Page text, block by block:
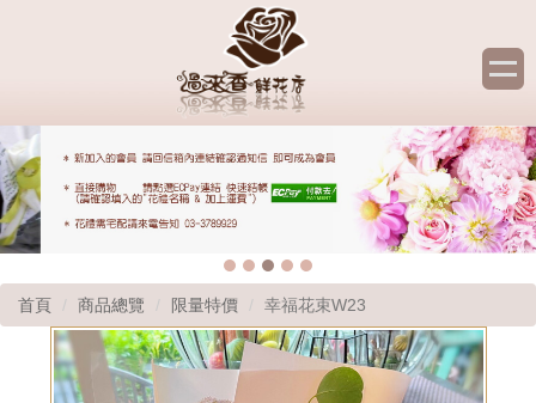
首頁 商品總覽 限量特價 幸福花束W23